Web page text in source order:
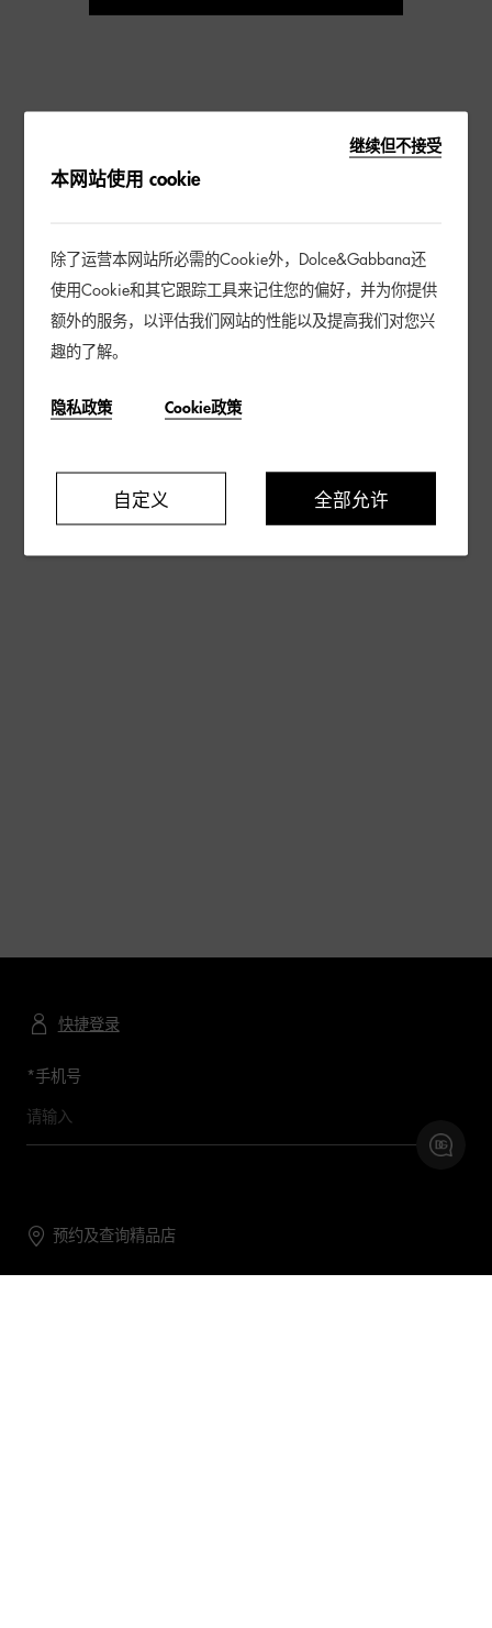
快捷登录
*手机号
预约及查询精品店
继续但不接受
本网站使用 cookie
除了运营本网站所必需的Cookie外，Dolce&Gabbana还
使用Cookie和其它跟踪工具来记住您的偏好，并为你提供
额外的服务，以评估我们网站的性能以及提高我们对您兴
趣的了解。
隐私政策 Cookie政策
自定义 全部允许